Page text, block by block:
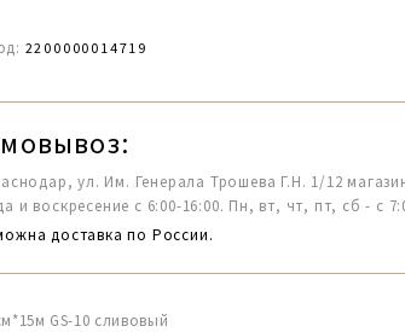
2200000014719
ул. Им. Генерала Трошева Г.Н. 1/12
и воскресение с 6:00-16:00. Пн, вт, чт, пт, сб - с
доставка по России.
GS-10 сливовый